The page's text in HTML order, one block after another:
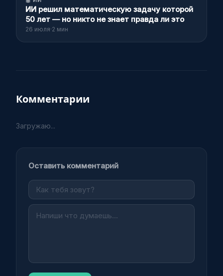
ИИ решил математическую задачу которой
50 лет — но никто не знает правда ли это
26 июля·2 мин
Комментарии
Загружаю...
Оставить комментарий